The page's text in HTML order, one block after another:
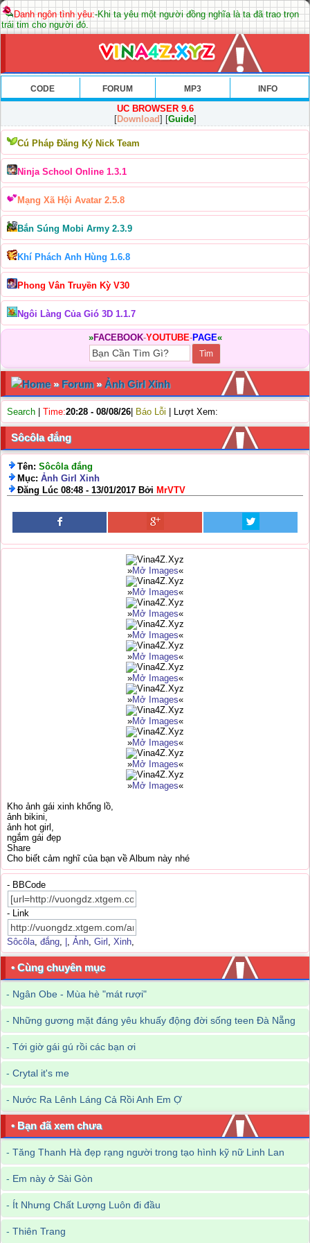
Danh ngôn tình yêu:-Khi ta yêu một người đồng nghĩa là ta đã trao trọn
trái tim cho người đó.
CODE FORUM MP3 INFO
UC BROWSER 9.6
[Download] [Guide]
Cú Pháp Đăng Ký Nick Team
Ninja School Online 1.3.1
Mạng Xã Hội Avatar 2.5.8
Bắn Súng Mobi Army 2.3.9
Khí Phách Anh Hùng 1.6.8
Phong Vân Truyền Kỳ V30
Ngôi Làng Của Gió 3D 1.1.7
»FACEBOOK-YOUTUBE-PAGE«
Home» Forum»Ảnh Girl Xinh
Search Time:20:28 - 08/08/26 Báo Lỗi | Lượt Xem:
Sôcôla đắng
Tên: Sôcôla đắng
Mục: Ảnh Girl Xinh
Đăng Lúc 08:48 - 13/01/2017 Bởi MrVTV
»Mở Images«
»Mở Images«
»Mở Images«
»Mở Images«
»Mở Images«
»Mở Images«
»Mở Images«
»Mở Images«
»Mở Images«
»Mở Images«
»Mở Images«
Kho ảnh gái xinh khổng lồ,
ảnh bikini,
ảnh hot girl,
ngắm gái đẹp
Share
Cho biết cảm nghĩ của bạn về Album này nhé
- BBCode
- Link
Sôcôla, đắng, , Ảnh, Girl , Xinh,
• Cùng chuyên mục
- Ngân Obe - Mùa hè "mát rượi"
- Những gương mặt đáng yêu khuấy động đời sống teen Đà Nẵng
- Tới giờ gái gú rồi các bạn ơi
- Crytal it's me
- Nước Ra Lênh Láng Cả Rồi Anh Em Ợ
• Bạn đã xem chưa
- Tăng Thanh Hà đẹp rạng người trong tạo hình kỹ nữ Linh Lan
- Em này ở Sài Gòn
- Ít Nhưng Chất Lượng Luôn đi đầu
- Thiên Trang